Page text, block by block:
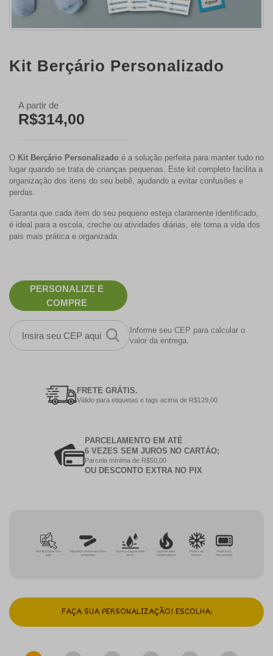
Kit Berçário Personalizado
A partir de
R$314,00
O Kit Berçário Personalizado é a solução perfeita para manter tudo no
lugar quando se trata de crianças pequenas. Este kit completo facilita a
organização dos itens do seu bebê, ajudando a evitar confusões e
perdas.
Garanta que cada item do seu pequeno esteja claramente identificado,
é ideal para a escola, creche ou atividades diárias, ele torna a vida dos
pais mais prática e organizada.
PERSONALIZE E
COMPRE
Informe seu CEP para calcular o
valor da entrega.
FRETE GRÁTIS.
Válido para etiquetas e tags acima de R$129,00
PARCELAMENTO EM ATÉ
6 VEZES SEM JUROS NO CARTÁO;
Parcela mínima de R$50,00
OU DESCONTO EXTRA NO PIX
Monte o kit do seu
jeito
Etiquetas resistentes Não
esfarelam
A prova d'água Pode
lavar
Suporta altas
temperaturas
Pode ir ao
freezer
Pode ir ao
microondas
FAÇA SUA PERSONALIZAÇÃO! ESCOLHA: